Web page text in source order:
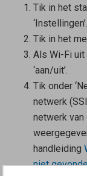
Tik in het
‘Instellingen’.
Tik in het
Als Wi-Fi uit
‘aan/uit’.
Tik onder
netwerk
netwerk
handleiding
niet